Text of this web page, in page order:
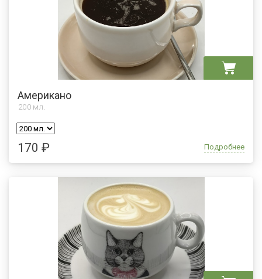
Американо
200 мл.
170 ₽ Подробнее